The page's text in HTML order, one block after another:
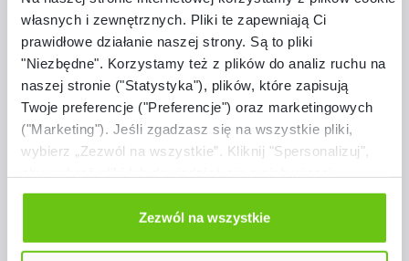
własnych i zewnętrznych. Pliki te zapewniają Ci
prawidłowe działanie naszej strony. Są to pliki
"Niezbędne". Korzystamy też z plików do analiz ruchu na
naszej stronie ("Statystyka"), plików, które zapisują
Twoje preferencje ("Preferencje") oraz marketingowych
("Marketing"). Jeśli zgadzasz się na wszystkie pliki,
wybierz „Zezwól na wszystkie”. Kliknij "Spersonalizuj",
Odmów zgody poprzez przycisk „Odmowa”. Wtedy
użyjemy tylko plików niezbędnych dla naszej strony.
Twój wybór możesz zmienić przez kliknięcie przycisku w
Zezwól na wszystkie
Dostępne warianty
Nogi regulowane do blatów Quadro, 4 szt.
289,90 zł